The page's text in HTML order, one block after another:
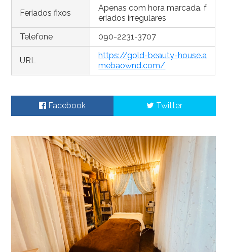
Feriados fixos
Apenas com hora marcada. f
eriados irregulares
Telefone
090-2231-3707
URL
https://gold-beauty-house.a
mebaownd.com/
Facebook Twitter